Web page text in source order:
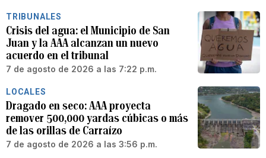
TRIBUNALES
Crisis del agua: el Municipio de San
Juan y la AAA alcanzan un nuevo
acuerdo en el tribunal
7 de agosto de 2026 a las 7:22 p.m.
LOCALES
Dragado en seco: AAA proyecta
remover 500,000 yardas cúbicas o más
de las orillas de Carraízo
7 de agosto de 2026 a las 3:56 p.m.